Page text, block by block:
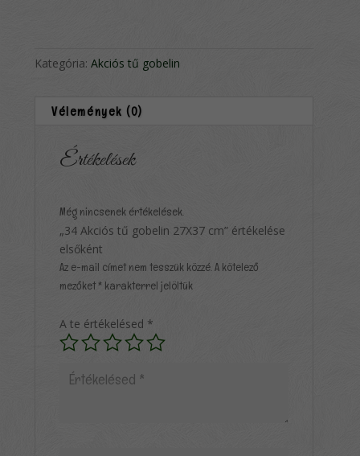
Kategória:Akciós tű gobelin
Vélemények (0)
Értékelések
Még nincsenek értékelések.
„34 Akciós tű gobelin 27X37 cm” értékelése
elsőként
Az e-mail címet nem tesszük közzé.A kötelező
mezőket * karakterrel jelöltük
A te értékelésed *